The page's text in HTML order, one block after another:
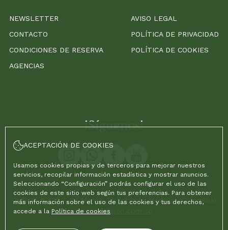
NEWSLETTER
CONTACTO
CONDICIONES DE RESERVA
AGENCIAS
AVISO LEGAL
POLÍTICA DE PRIVACIDAD
POLÍTICA DE COOKIES
¡Síguenos!
Calle 12 # 43D - 114 Manila, El Poblado Medellín (Colombia)
reservas@sloh.com.co
ACEPTACIÓN DE COOKIES
Usamos cookies propias y de terceros para mejorar nuestros
servicios, recopilar información estadística y mostrar anuncios.
Seleccionando “Configuración” podrás configurar el uso de las
cookies de este sitio web según tus preferencias. Para obtener
más información sobre el uso de las cookies y tus derechos,
accede a la Política de cookies